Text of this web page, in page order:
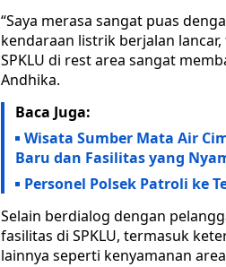
“Saya merasa sangat puas
kendaraan listrik berjalan
SPKLU di rest area sangat
Andhika.
Baca Juga:
Wisata Sumber Mata Air
Baru dan Fasilitas yang
Personel Polsek Patroli ke
Selain berdialog dengan
fasilitas di SPKLU, termasuk
lainnya seperti kenyamanan